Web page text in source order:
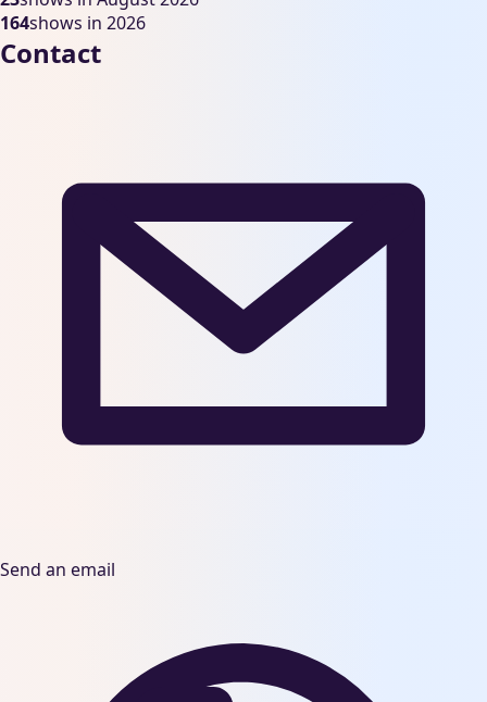
164shows in 2026
Contact
Send an email